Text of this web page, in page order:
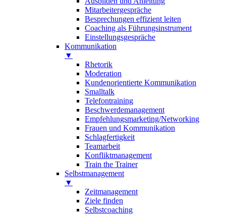
Mitarbeitergespräche
Besprechungen effizient leiten
Coaching als Führungsinstrument
Einstellungsgespräche
Kommunikation
▼
Rhetorik
Moderation
Kundenorientierte Kommunikation
Smalltalk
Telefontraining
Beschwerdemanagement
Empfehlungsmarketing/Networking
Frauen und Kommunikation
Schlagfertigkeit
Teamarbeit
Konfliktmanagement
Train the Trainer
Selbstmanagement
▼
Zeitmanagement
Ziele finden
Selbstcoaching